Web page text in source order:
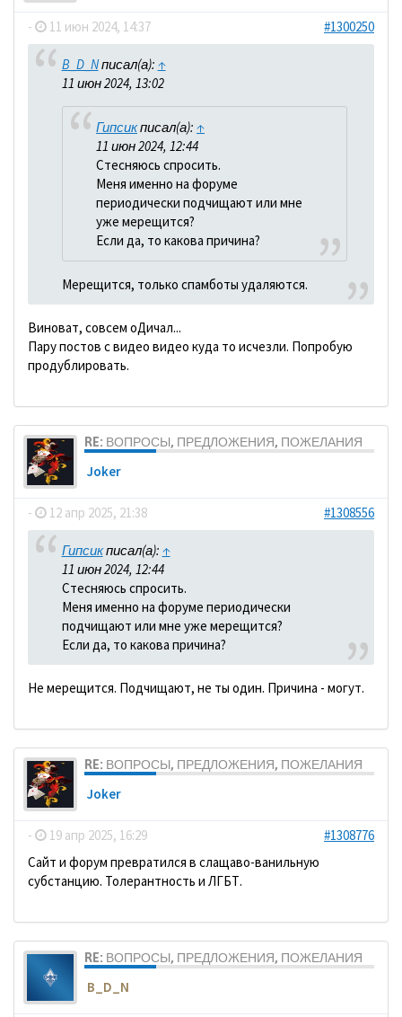
- 11 июн 2024, 14:37 #1300250
B_D_Nписал(а): ↑
11 июн 2024, 13:02
Гипсикписал(а): ↑
11 июн 2024, 12:44
Стесняюсь спросить.
Меня именно на форуме
периодически подчищают или мне
уже мерещится?
Если да, то какова причина?
Мерещится, только спамботы удаляются.
Виноват, совсем оДичал...
Пару постов с видео видео куда то исчезли. Попробую
продублировать.
RE: ВОПРОСЫ, ПРЕДЛОЖЕНИЯ, ПОЖЕЛАНИЯ
Joker
- 12 апр 2025, 21:38 #1308556
Гипсикписал(а): ↑
11 июн 2024, 12:44
Стесняюсь спросить.
Меня именно на форуме периодически
подчищают или мне уже мерещится?
Если да, то какова причина?
Не мерещится. Подчищают, не ты один. Причина - могут.
RE: ВОПРОСЫ, ПРЕДЛОЖЕНИЯ, ПОЖЕЛАНИЯ
Joker
- 19 апр 2025, 16:29
#1308776
Сайт и форум превратился в слащаво-ванильную
субстанцию. Толерантность и ЛГБТ.
RE: ВОПРОСЫ, ПРЕДЛОЖЕНИЯ, ПОЖЕЛАНИЯ
B_D_N